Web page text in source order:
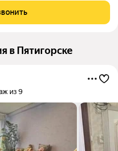
и под сдачу ДЛИТЕЛЬНО и
вся мебель
в Пятигорске
из 9